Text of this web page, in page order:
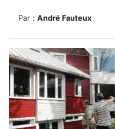
Par : André Fauteux